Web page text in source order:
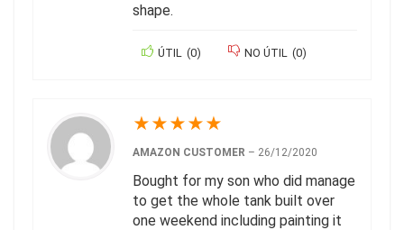
shape.
ÚTIL (0) NO ÚTIL (0)
★★★★★
AMAZON CUSTOMER – 26/12/2020
Bought for my son who did manage
to get the whole tank built over
one weekend including painting it